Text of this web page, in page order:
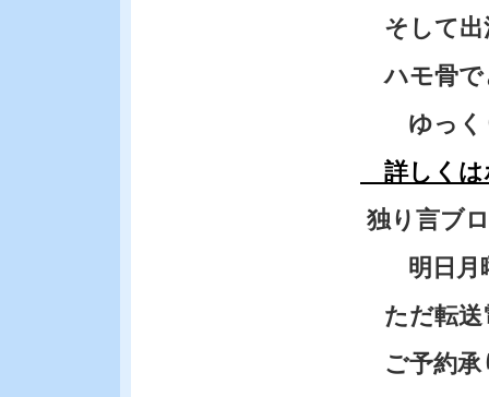
そして出
ハモ骨で
ゆっくり
詳しくは
独り言ブ
明日月
ただ転送
ご予約承